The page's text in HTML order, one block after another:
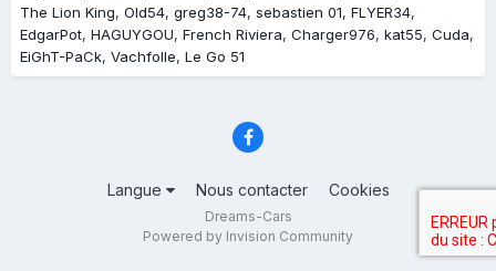
The Lion King Old54 greg38-74 sebastien 01 FLYER34
EdgarPot HAGUYGOU French Riviera Charger976 kat55 Cuda
EiGhT-PaCk Vachfolle Le Go 51
Langue Nous contacter Cookies
Dreams-Cars
Powered by Invision Community